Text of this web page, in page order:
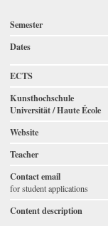
Semester
Dates
ECTS
Kunsthochschule
Universität / Haute École
Website
Teacher
Contact email
for student applications
Content description